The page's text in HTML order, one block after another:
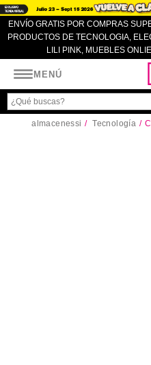
ENVÍO GRATIS POR COMPRAS
PRODUCTOS DE TECNOLOGIA,
LILI PINK, MUEBLES
MENÚ
almacenessi Tecnología